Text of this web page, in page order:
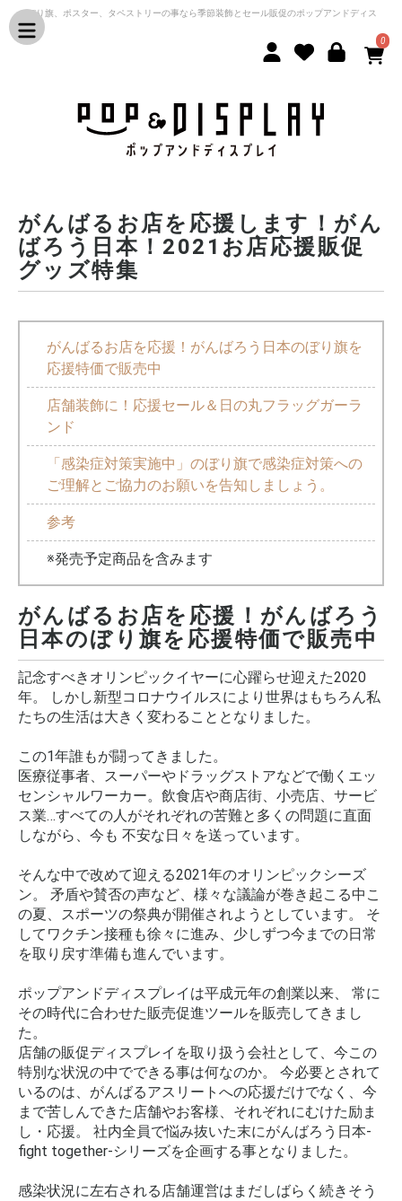
のぼり旗、ポスター、タペストリーの事なら季節装飾とセール販促のポップアンドディス
プレイ
0
がんばるお店を応援します！がん
ばろう日本！2021お店応援販促
グッズ特集
がんばるお店を応援！がんばろう日本のぼり旗を
応援特価で販売中
店舗装飾に！応援セール＆日の丸フラッグガーラ
ンド
「感染症対策実施中」のぼり旗で感染症対策への
ご理解とご協力のお願いを告知しましょう。
参考
※発売予定商品を含みます
がんばるお店を応援！がんばろう
日本のぼり旗を応援特価で販売中
記念すべきオリンピックイヤーに心躍らせ迎えた2020
年。 しかし新型コロナウイルスにより世界はもちろん私
たちの生活は大きく変わることとなりました。
この1年誰もが闘ってきました。
医療従事者、スーパーやドラッグストアなどで働くエッ
センシャルワーカー。飲食店や商店街、小売店、サービ
ス業…すべての人がそれぞれの苦難と多くの問題に直面
しながら、今も 不安な日々を送っています。
そんな中で改めて迎える2021年のオリンピックシーズ
ン。 矛盾や賛否の声など、様々な議論が巻き起こる中こ
の夏、スポーツの祭典が開催されようとしています。 そ
してワクチン接種も徐々に進み、少しずつ今までの日常
を取り戻す準備も進んでいます。
ポップアンドディスプレイは平成元年の創業以来、 常に
その時代に合わせた販売促進ツールを販売してきまし
た。
店舗の販促ディスプレイを取り扱う会社として、今この
特別な状況の中でできる事は何なのか。 今必要とされて
いるのは、がんばるアスリートへの応援だけでなく、今
まで苦しんできた店舗やお客様、それぞれにむけた励ま
し・応援。 社内全員で悩み抜いた末にがんばろう日本-
fight together-シリーズを企画する事となりました。
感染状況に左右される店舗運営はまだしばらく続きそう